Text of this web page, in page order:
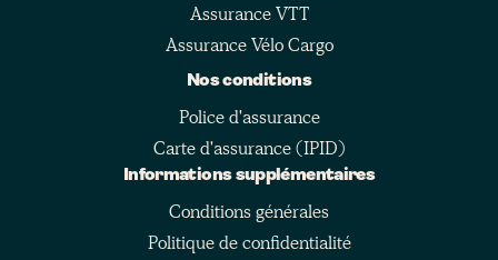
Assurance VTT
Assurance Vélo Cargo
Nos conditions
Police d'assurance
Carte d'assurance (IPID)
Informations supplémentaires
Conditions générales
Politique de confidentialité